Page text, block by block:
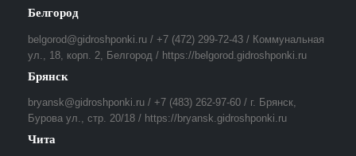
Белгород
belgorod@gidroshponki.ru / +7 (472) 299-72-43 / Коммунальная
ул., 18, корп. 2, Белгород / https://belgorod.gidroshponki.ru
Брянск
bryansk@gidroshponki.ru / +7 (483) 262-97-60 / г. Брянск,
Бурова ул., стр. 20/18 / https://bryansk.gidroshponki.ru
Чита